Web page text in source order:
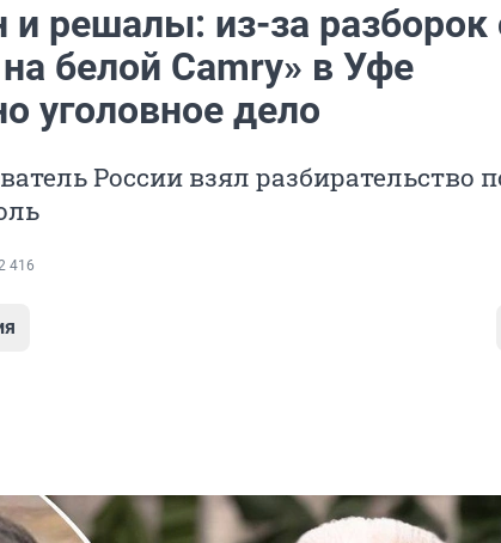
и решалы: из-за разборок
белой Camry» в Уфе
уголовное дело
России взял разбирательство
416